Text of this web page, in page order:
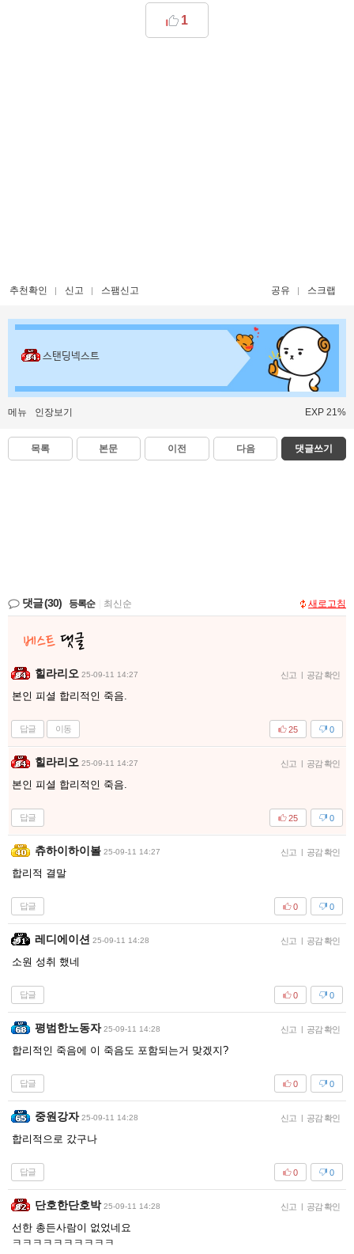
1
추천확인 신고 스팸신고 공유 스크랩
스탠딩넥스트
메뉴 인장보기 EXP 21%
목록 본문 이전 다음 댓글쓰기
댓글(30) 등록순 최신순 새로고침
힐라리오 25-09-11 14:27 신고 | 공감 확인
본인 피셜 합리적인 죽음.
답글 이동 0
25
힐라리오 25-09-11 14:27 신고 | 공감 확인
본인 피셜 합리적인 죽음.
답글 0
25
츄하이하이볼 25-09-11 14:27 신고 | 공감 확인
합리적 결말
답글 0
0
레디에이션 25-09-11 14:28 신고 | 공감 확인
소원 성취 했네
답글 0
0
평범한노동자 25-09-11 14:28 신고 | 공감 확인
합리적인 죽음에 이 죽음도 포함되는거 맞겠지?
답글 0
0
중원강자 25-09-11 14:28 신고 | 공감 확인
합리적으로 갔구나
답글 0
0
단호한단호박 25-09-11 14:28 신고 | 공감 확인
선한 총든사람이 없었네요
ㅋㅋㅋㅋㅋㅋㅋㅋㅋㅋ